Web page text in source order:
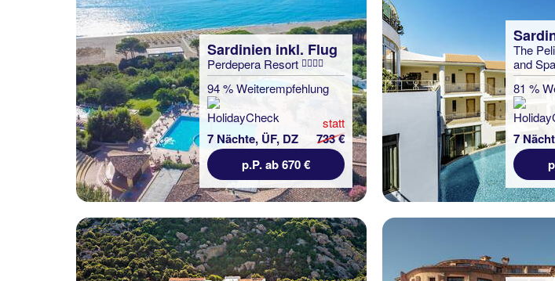
Sardinien inkl. Flug
Perdepera Resort
94 % Weiterempfehlung
7 Nächte, ÜF, DZ
statt
733 €
p.P. ab 670 €
The
and
81 %
7